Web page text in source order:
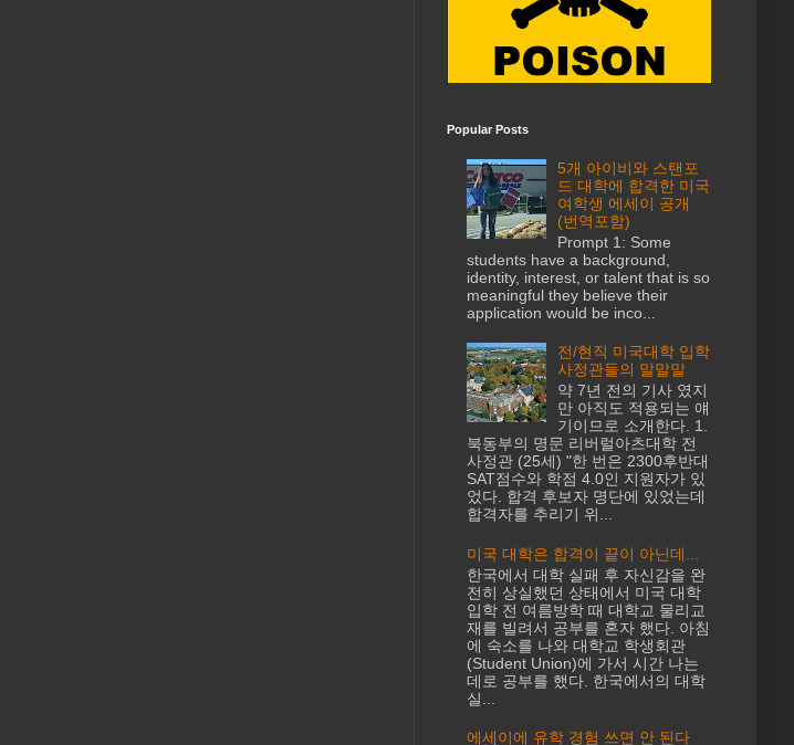
Popular Posts
5개 아이비와 스탠포
드 대학에 합격한 미국
여학생 에세이 공개
(번역포함)
Prompt 1: Some
students have a background,
identity, interest, or talent that is so
meaningful they believe their
application would be inco...
전/현직 미국대학 입학
사정관들의 말말말
약 7년 전의 기사 였지
만 아직도 적용되는 얘
기이므로 소개한다. 1.
북동부의 명문 리버럴아츠대학 전
사정관 (25세) "한 번은 2300후반대
SAT점수와 학점 4.0인 지원자가 있
었다. 합격 후보자 명단에 있었는데
합격자를 추리기 위...
미국 대학은 합격이 끝이 아닌데...
한국에서 대학 실패 후 자신감을 완
전히 상실했던 상태에서 미국 대학
입학 전 여름방학 때 대학교 물리교
재를 빌려서 공부를 혼자 했다. 아침
에 숙소를 나와 대학교 학생회관
(Student Union)에 가서 시간 나는
데로 공부를 했다. 한국에서의 대학
실...
에세이에 유학 경험 쓰면 안 된다